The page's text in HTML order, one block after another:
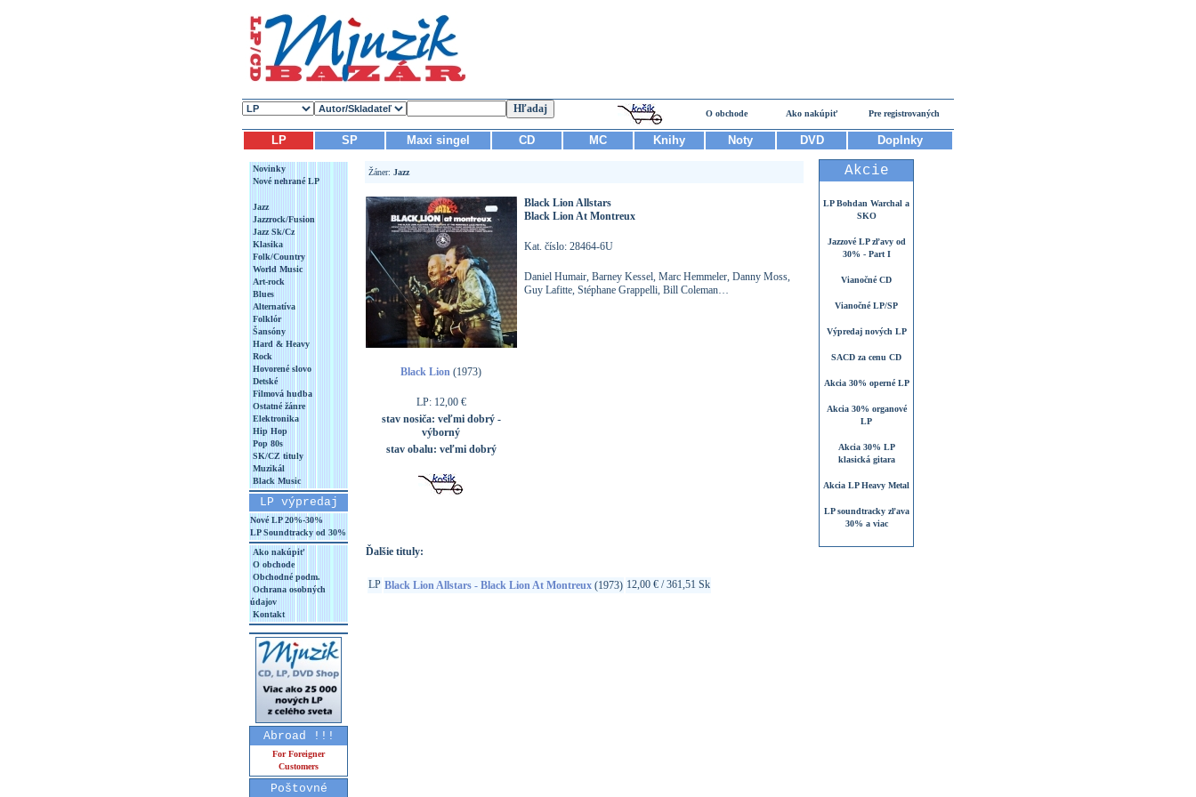
O obchode Ako nakúpiť Pre registrovaných
LP SP Maxi singel CD MC Knihy Noty DVD Doplnky
Novinky
Nové nehrané LP
Jazz
Jazzrock/Fusion
Jazz Sk/Cz
Klasika
Folk/Country
World Music
Art-rock
Blues
Alternatíva
Folklór
Šansóny
Hard & Heavy
Rock
Hovorené slovo
Detské
Filmová hudba
Ostatné žánre
Elektronika
Hip Hop
Pop 80s
SK/CZ tituly
Muzikál
Black Music
LP výpredaj
Nové LP 20%-30%
LP Soundtracky od 30%
Ako nakúpiť
O obchode
Obchodné podm.
Ochrana osobných
údajov
Kontakt
Abroad !!!
For Foreigner
Customers
Poštovné
Žáner: Jazz
Black Lion (1973)
LP: 12,00 €
stav nosiča: veľmi dobrý -
výborný
stav obalu: veľmi dobrý
Black Lion Allstars
Black Lion At Montreux
Kat. číslo: 28464-6U
Daniel Humair, Barney Kessel, Marc Hemmeler, Danny Moss,
Guy Lafitte, Stéphane Grappelli, Bill Coleman…
Ďalšie tituly:
LP Black Lion Allstars - Black Lion At Montreux(1973) 12,00 € / 361,51 Sk
Akcie
LP Bohdan Warchal a
SKO
Jazzové LP zľavy od
30% - Part I
Vianočné CD
Vianočné LP/SP
Výpredaj nových LP
SACD za cenu CD
Akcia 30% operné LP
Akcia 30% organové
LP
Akcia 30% LP
klasická gitara
Akcia LP Heavy Metal
LP soundtracky zľava
30% a viac